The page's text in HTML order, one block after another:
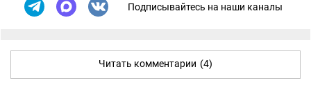
Подписывайтесь на наши каналы
Читать комментарии (4)